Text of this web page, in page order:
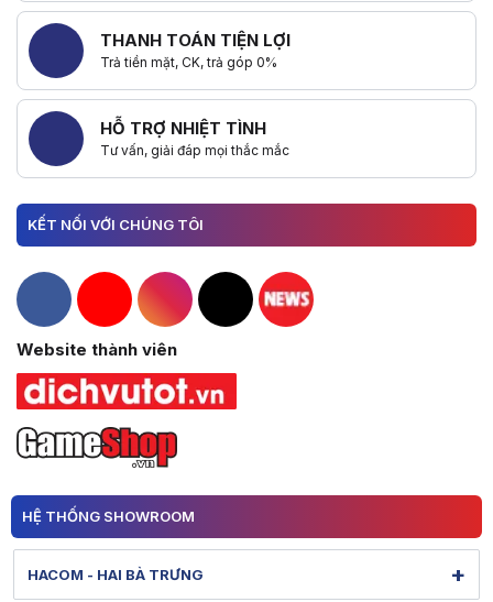
THANH TOÁN TIỆN LỢI
Trả tiền mặt, CK, trả góp 0%
HỖ TRỢ NHIỆT TÌNH
Tư vấn, giải đáp mọi thắc mắc
KẾT NỐI VỚI CHÚNG TÔI
Hacom Facebook
Hacom YouTube
Hacom Instagram
Hacom TikTok
Website thành viên
HỆ THỐNG SHOWROOM
HACOM - HAI BÀ TRƯNG +